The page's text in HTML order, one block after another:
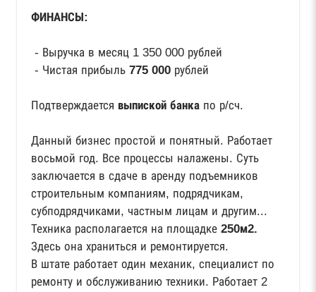
ФИНАНСЫ:
- Выручка в месяц 1 350 000 рублей
- Чистая прибыль 775 000 рублей
Подтверждается выпиской банка по р/сч.
Данный бизнес простой и понятный. Работает
восьмой год. Все процессы налажены. Суть
заключается в сдаче в аренду подъемников
строительным компаниям, подрядчикам,
субподрядчиками, частным лицам и другим...
Техника располагается на площадке 250м2.
Здесь она храниться и ремонтируется.
В штате работает один механик, специалист по
ремонту и обслуживанию техники. Работает 2